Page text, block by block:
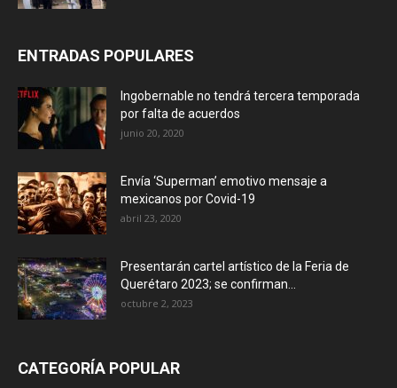
ENTRADAS POPULARES
Ingobernable no tendrá tercera temporada
por falta de acuerdos
junio 20, 2020
Envía ‘Superman’ emotivo mensaje a
mexicanos por Covid-19
abril 23, 2020
Presentarán cartel artístico de la Feria de
Querétaro 2023; se confirman...
octubre 2, 2023
CATEGORÍA POPULAR